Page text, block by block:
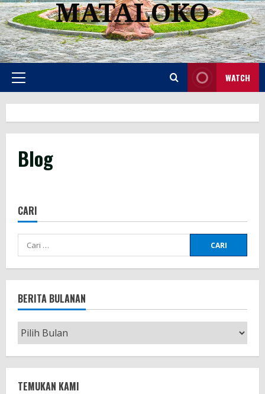
MATALOKO
Primary
WATCH
Blog
CARI
Cari
untuk:
BERITA BULANAN
Berita
Bulanan
TEMUKAN KAMI